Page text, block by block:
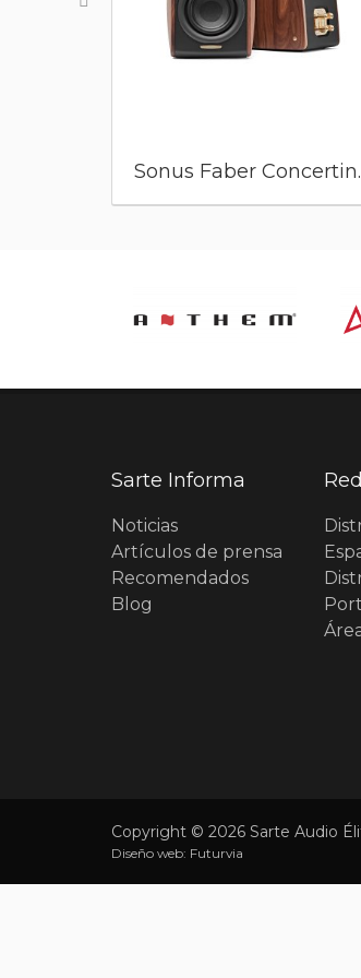
Sarte Informa
Noticias
Artículos de prensa
Recomendados
Blog
Copyright © 2026 Sarte Audio
Diseño web: Futurvia